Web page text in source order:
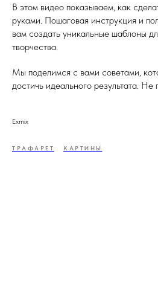
В этом видео показываем, как
руками. Пошаговая инструкция и
вам создать уникальные шаблоны
творчества.
Мы поделимся с вами советами,
достичь идеального результата. Не
Exmix
ТРАФАРЕТ КАРТИНЫ